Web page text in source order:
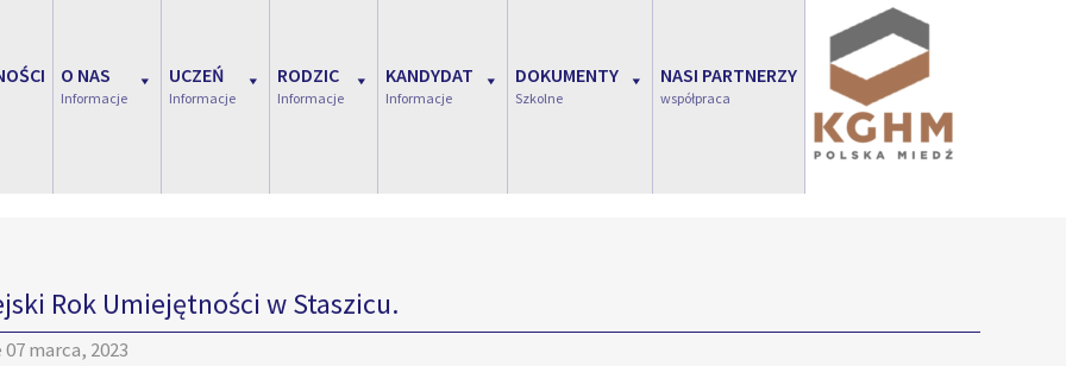
O NAS
Informacje
UCZEŃ
Informacje
RODZIC
Informacje
KANDYDAT
Informacje
DOKUMENTY
Szkolne
NASI PARTNERZY
współpraca
Rok Umiejętności w Staszicu.
07 marca, 2023